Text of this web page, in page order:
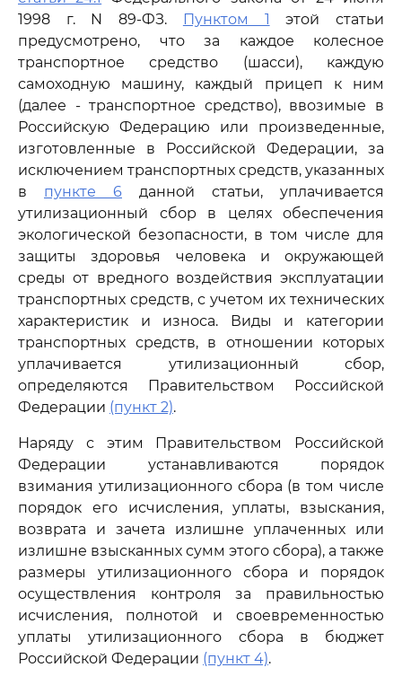
1998 г. N 89-ФЗ.
Пунктом 1 этой статьи
предусмотрено, что за каждое колесное
транспортное средство (шасси), каждую
самоходную машину, каждый прицеп к ним
(далее - транспортное средство), ввозимые в
Российскую Федерацию или произведенные,
изготовленные в Российской Федерации, за
исключением транспортных средств, указанных
в пункте 6 данной статьи, уплачивается
утилизационный сбор в целях обеспечения
экологической безопасности, в том числе для
защиты здоровья человека и окружающей
среды от вредного воздействия эксплуатации
транспортных средств, с учетом их технических
характеристик и износа. Виды и категории
транспортных средств, в отношении которых
уплачивается утилизационный сбор,
определяются Правительством Российской
Федерации (пункт 2).
Наряду с этим Правительством Российской
Федерации устанавливаются порядок
взимания утилизационного сбора (в том числе
порядок его исчисления, уплаты, взыскания,
возврата и зачета излишне уплаченных или
излишне взысканных сумм этого сбора), а также
размеры утилизационного сбора и порядок
осуществления контроля за правильностью
исчисления, полнотой и своевременностью
уплаты утилизационного сбора в бюджет
Российской Федерации (пункт 4).